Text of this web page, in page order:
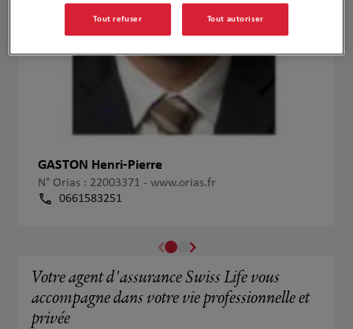
GASTON Henri-Pierre
N° Orias : 22003371 - www.orias.fr
0661583251
Votre agent d'assurance Swiss Life vous
accompagne dans votre vie professionnelle et
privée
Tout refuser Tout autoriser